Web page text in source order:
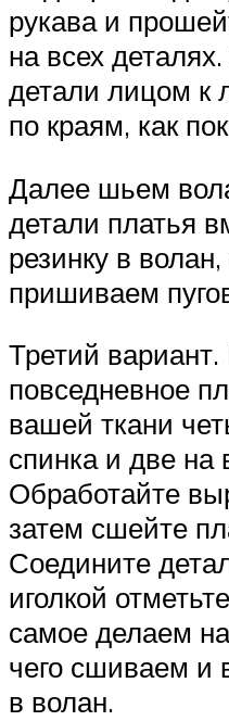
рукава и
на всех
детали лицом к
по краям, как
Далее шьем
детали платья
резинку в
пришиваем
Третий
повседневное
вашей ткани
спинка и две на
Обработайте
затем сшейте
Соедините
иголкой
самое делаем
чего сшиваем и
в волан.